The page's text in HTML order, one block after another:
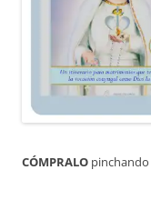
CÓMPRALO pinchando